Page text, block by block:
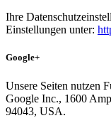
Ihre
Einstellungen unter:
Google+
Unsere Seiten nutzen
Google Inc., 1600
94043, USA.